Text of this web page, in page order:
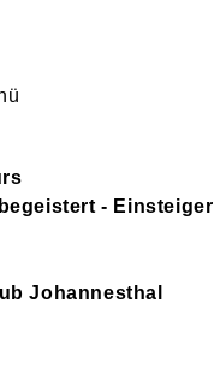
- Einsteiger
Johannesthal